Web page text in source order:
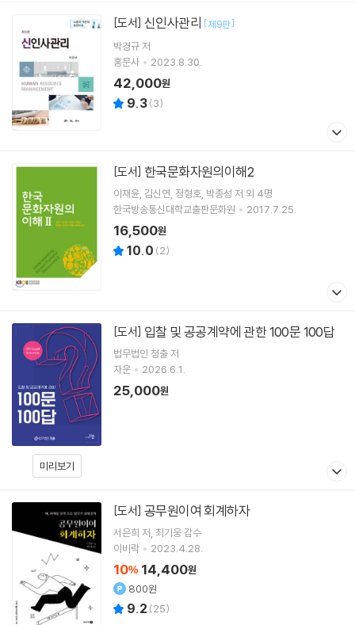
[도서] 신인사관리 [제9판]
박경규 저
홍문사
2023.8.30.
42,000원
9.3(3)
[도서] 한국문화자원의이해2
이재윤 김신연 정형호 박종성 저 외 4명
한국방송통신대학교출판문화원
2017.7.25.
16,500원
10.0 (2)
미리보기
[도서] 입찰 및 공공계약에 관한 100문 100답
법무법인 청출저
자운
2026.6.1.
25,000원
[도서] 공무원이여 회계하자
서은희 저 최기웅감수
이비락
2023.4.28.
10% 14,400원
800원
9.2 (25)